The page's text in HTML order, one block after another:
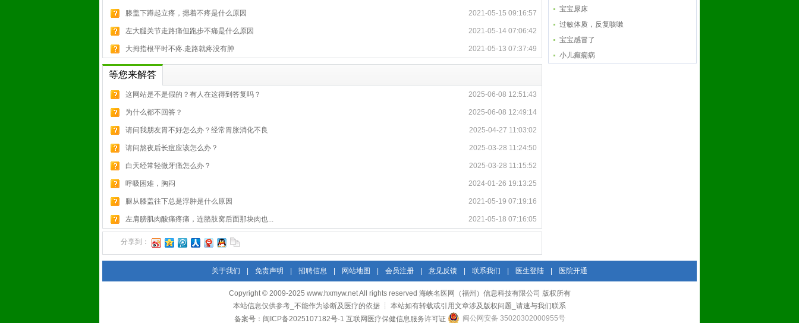
膝盖下蹲起立疼，摁着不疼是什么原因 2021-05-15 09:16:57
左大腿关节走路痛但跑步不痛是什么原因 2021-05-14 07:06:42
大拇指根平时不疼.走路就疼没有肿 2021-05-13 07:37:49
等您来解答
这网站是不是假的？有人在这得到答复吗？ 2025-06-08 12:51:43
为什么都不回答？ 2025-06-08 12:49:14
请问我朋友胃不好怎么办？经常胃胀消化不良 2025-04-27 11:03:02
请问熬夜后长痘应该怎么办？ 2025-03-28 11:24:50
白天经常轻微牙痛怎么办？ 2025-03-28 11:15:52
呼吸困难，胸闷 2024-01-26 19:13:25
腿从膝盖往下总是浮肿是什么原因 2021-05-19 07:19:16
左肩膀肌肉酸痛疼痛，连胳肢窝后面那块肉也... 2021-05-18 07:16:05
分享到：
宝宝尿床
过敏体质，反复咳嗽
宝宝感冒了
小儿癫痫病
关于我们 免责声明 招聘信息 网站地图 会员注册 意见反馈 联系我们 医生登陆 医院开通
Copyright © 2009-2025 www.hxmyw.net All rights reserved 海峡名医网（福州）信息科技有限公司 版权所有
本站信息仅供参考_不能作为诊断及医疗的依据 ┊ 本站如有转载或引用文章涉及版权问题_请速与我们联系
备案号： 闽ICP备2025107182号-1 互联网医疗保健信息服务许可证 闽公网安备 35020302000955号